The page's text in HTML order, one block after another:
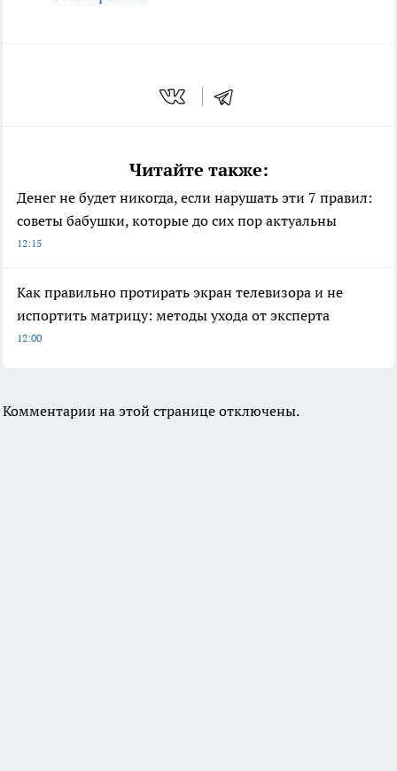
Читайте также:
Денег не будет никогда, если нарушать эти 7 правил:
советы бабушки, которые до сих пор актуальны
12:15
Как правильно протирать экран телевизора и не
испортить матрицу: методы ухода от эксперта
12:00
Комментарии на этой странице отключены.